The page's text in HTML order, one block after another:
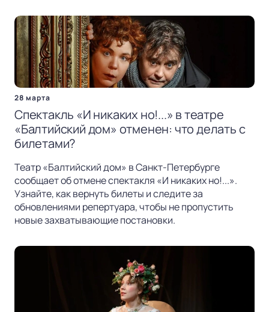
28 марта
Спектакль «И никаких но!...» в театре
«Балтийский дом» отменен: что делать с
билетами?
Театр «Балтийский дом» в Санкт-Петербурге
сообщает об отмене спектакля «И никаких но!...».
Узнайте, как вернуть билеты и следите за
обновлениями репертуара, чтобы не пропустить
новые захватывающие постановки.